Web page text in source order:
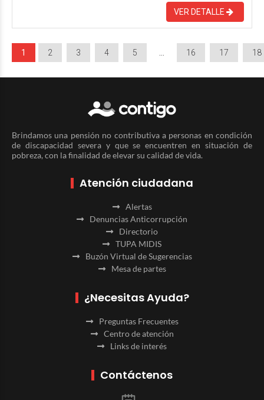
VER DETALLE
1 2 3 4 5 16 17 18
Brindamos una pensión no contributiva a personas en condición
de discapacidad severa y que se encuentren en situación de
pobreza, con la finalidad de elevar su calidad de vida.
Atención ciudadana
Alertas
Denuncias Anticorrupción
Directorio
TUPA MIDIS
Buzón Virtual de Sugerencias
Mesa de partes
¿Necesitas Ayuda?
Preguntas Frecuentes
Centro de atención
Links de interés
Contáctenos